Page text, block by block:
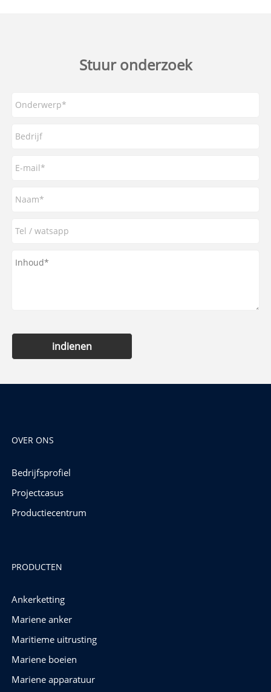
Stuur onderzoek
indienen
OVER ONS
Bedrijfsprofiel
Projectcasus
Productiecentrum
PRODUCTEN
Ankerketting
Mariene anker
Maritieme uitrusting
Mariene boeien
Mariene apparatuur